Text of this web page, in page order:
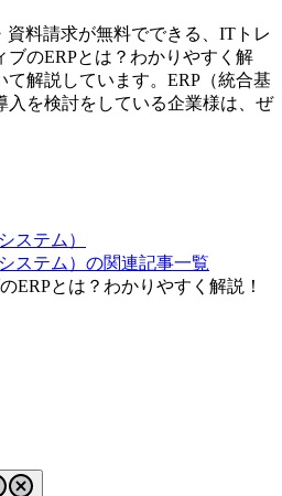
料請求が無料でできる、ITトレ
ブのERPとは？わかりやすく解
て解説しています。 ERP（統合基
入を検討をしている企業様は、ぜ
ステム）
ステム）の関連記事一覧
ERPとは？わかりやすく解説！